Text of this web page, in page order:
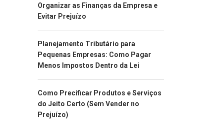
Organizar as Finanças da Empresa e
Evitar Prejuízo
Planejamento Tributário para
Pequenas Empresas: Como Pagar
Menos Impostos Dentro da Lei
Como Precificar Produtos e Serviços
do Jeito Certo (Sem Vender no
Prejuízo)